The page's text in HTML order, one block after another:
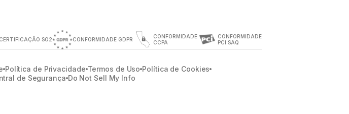
CERTIFICAÇÃO SO2 CONFORMIDADE GDPR
CONFORMIDADE
CCPA
CONFORMIDADE
PCI SAQ
Política de Privacidade Termos de Uso Política de Cookies
de Segurança Do Not Sell My Info